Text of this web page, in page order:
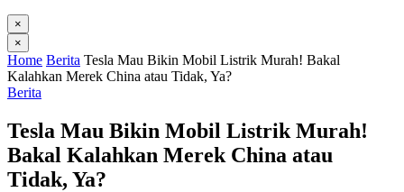
×
×
Home Berita Tesla Mau Bikin Mobil Listrik Murah! Bakal
Kalahkan Merek China atau Tidak, Ya?
Berita
Tesla Mau Bikin Mobil Listrik Murah!
Bakal Kalahkan Merek China atau
Tidak, Ya?